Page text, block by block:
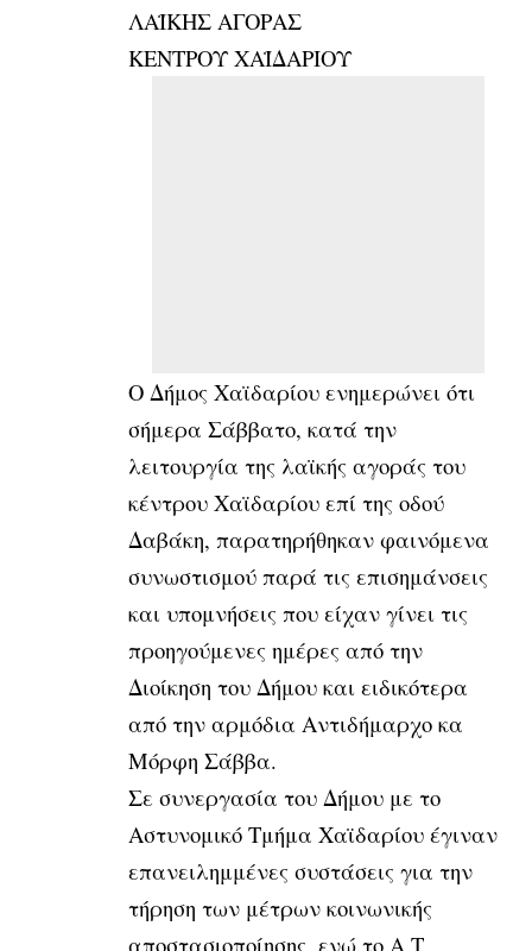
ΛΑΪΚΗΣ ΑΓΟΡΑΣ
ΚΕΝΤΡΟΥ ΧΑΪΔΑΡΙΟΥ
Ο Δήμος Χαϊδαρίου ενημερώνει ότι
σήμερα Σάββατο, κατά την
λειτουργία της λαϊκής αγοράς του
κέντρου Χαϊδαρίου επί της οδού
Δαβάκη, παρατηρήθηκαν φαινόμενα
συνωστισμού παρά τις επισημάνσεις
και υπομνήσεις που είχαν γίνει τις
προηγούμενες ημέρες από την
Διοίκηση του Δήμου και ειδικότερα
από την αρμόδια Αντιδήμαρχο κα
Μόρφη Σάββα.
Σε συνεργασία του Δήμου με το
Αστυνομικό Τμήμα Χαϊδαρίου έγιναν
επανειλημμένες συστάσεις για την
τήρηση των μέτρων κοινωνικής
αποστασιοποίησης, ενώ το Α.Τ.